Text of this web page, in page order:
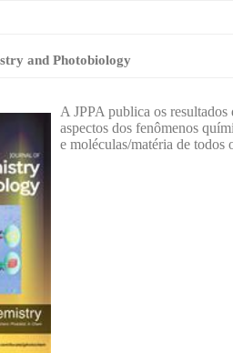
and Photobiology
A JPPA publica os resultados
aspectos dos fenômenos
e moléculas/matéria de todos